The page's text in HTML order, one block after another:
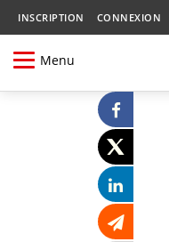
INSCRIPTION CONNEXION
Menu